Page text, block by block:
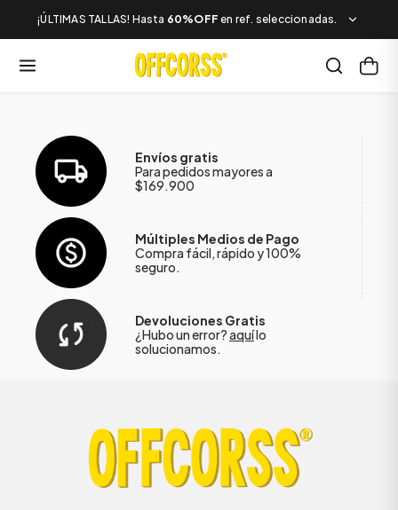
¡ÚLTIMAS TALLAS! Hasta 60%OFF en ref. seleccionadas.
Envíos gratis
Para pedidos mayores a
$169.900
Múltiples Medios de Pago
Compra fácil, rápido y 100%
seguro.
Devoluciones Gratis
¿Hubo un error?aquílo
solucionamos.